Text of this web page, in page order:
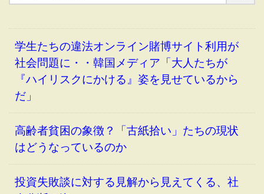
学生たちの違法オンライン賭博サイト利用が
社会問題に・・韓国メディア「大人たちが
『ハイリスクにかける』姿を見せているから
だ」
高齢者貧困の象徴？「古紙拾い」たちの現状
はどうなっているのか
投資失敗談に対する見解から見えてくる、社